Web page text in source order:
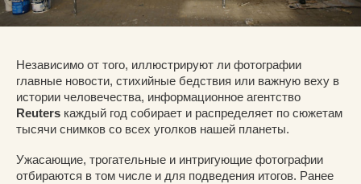
Независимо от того, иллюстрируют ли фотографии
главные новости, стихийные бедствия или важную веху в
истории человечества, информационное агентство
Reuters каждый год собирает и распределяет по сюжетам
тысячи снимков со всех уголков нашей планеты.
Ужасающие, трогательные и интригующие фотографии
отбираются в том числе и для подведения итогов. Ранее